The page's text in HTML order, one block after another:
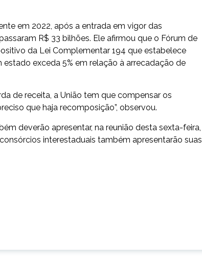
em 2022, após a entrada em vigor das
R$ 33 bilhões. Ele afirmou que o Fórum de
da Lei Complementar 194 que estabelece
exceda 5% em relação à arrecadação de
de receita, a União tem que compensar os
que haja recomposição”, observou.
deverão apresentar, na reunião desta sexta-feira,
interestaduais também apresentarão suas